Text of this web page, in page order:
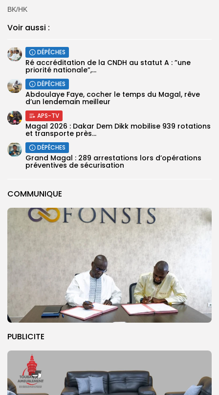
COMMUNIQUE
PUBLICITE
BK/HK
Voir aussi :
DÉPÊCHES
Ré accréditation de la CNDH au statut A : ”une
priorité nationale”,...
DÉPÊCHES
Abdoulaye Faye, cocher le temps du Magal, rêve
d’un lendemain meilleur
APS-TV
Magal 2026 : Dakar Dem Dikk mobilise 939 rotations
et transporte près...
DÉPÊCHES
Grand Magal : 289 arrestations lors d’opérations
préventives de sécurisation